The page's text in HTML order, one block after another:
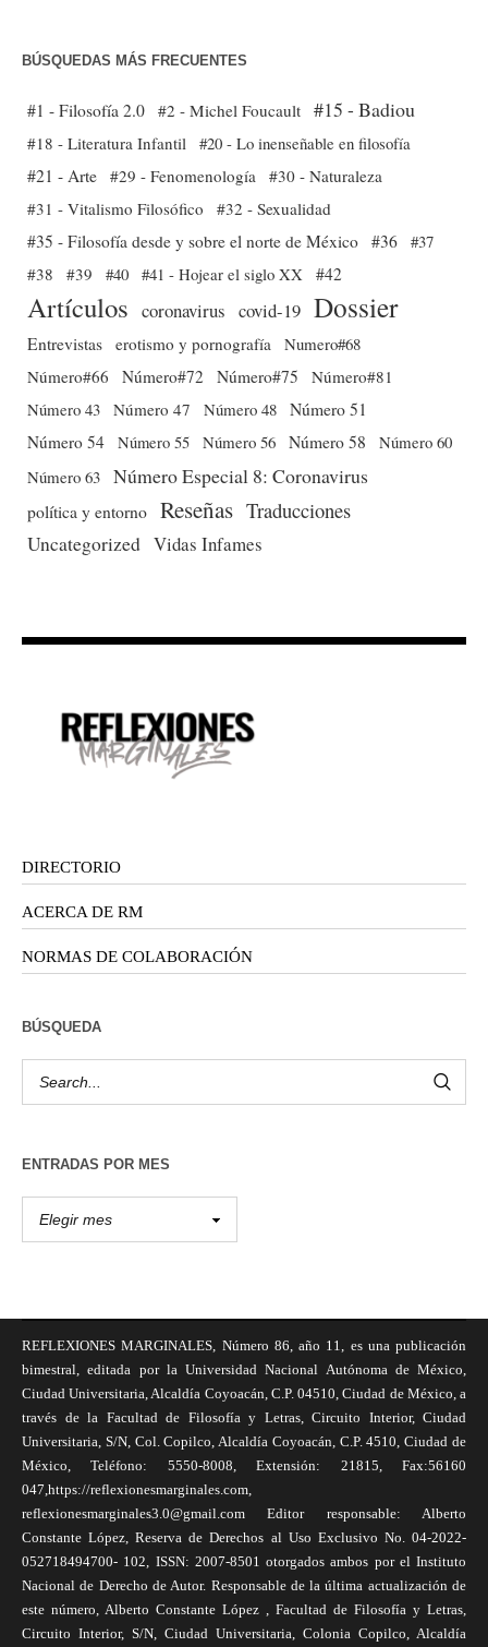
BÚSQUEDAS MÁS FRECUENTES
#1 - Filosofía 2.0 #2 - Michel Foucault #15 - Badiou
#18 - Literatura Infantil #20 - Lo inenseñable en filosofía
#21 - Arte #29 - Fenomenología
#30 - Naturaleza
#31 - Vitalismo Filosófico
#32 - Sexualidad
#35 - Filosofía desde y sobre el norte de México #36 #37
#38
#39 #40 #41 - Hojear el siglo XX #42
Artículos coronavirus covid-19 Dossier
Entrevistas erotismo y pornografía
Numero#68
Número#66
Número#72 Número#75
Número#81
Número 43 Número 47 Número 48 Número 51
Número 54 Número 55 Número 56 Número 58
Número 60
Número 63 Número Especial 8: Coronavirus
política y entorno Reseñas Traducciones
Uncategorized Vidas Infames
DIRECTORIO
ACERCA DE RM
NORMAS DE COLABORACIÓN
BÚSQUEDA
ENTRADAS POR MES
REFLEXIONES MARGINALES, Número 86, año 11, es una publicación
bimestral, editada por la Universidad Nacional Autónoma de México,
Ciudad Universitaria, Alcaldía Coyoacán, C.P. 04510, Ciudad de México, a
través de la Facultad de Filosofía y Letras, Circuito Interior, Ciudad
Universitaria, S/N, Col. Copilco, Alcaldía Coyoacán, C.P. 4510, Ciudad de
México, Teléfono: 5550-8008, Extensión: 21815, Fax:56160
047,https://reflexionesmarginales.com,
reflexionesmarginales3.0@gmail.com Editor responsable: Alberto
Constante López, Reserva de Derechos al Uso Exclusivo No. 04-2022-
052718494700- 102, ISSN: 2007-8501 otorgados ambos por el Instituto
Nacional de Derecho de Autor. Responsable de la última actualización de
este número, Alberto Constante López , Facultad de Filosofía y Letras,
Circuito Interior, S/N, Ciudad Universitaria, Colonia Copilco, Alcaldía